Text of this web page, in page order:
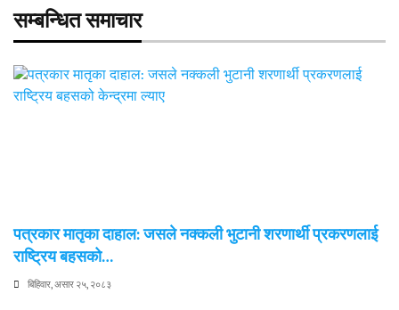
सम्बन्धित समाचार
पत्रकार मातृका दाहाल: जसले नक्कली भुटानी शरणार्थी प्रकरणलाई
राष्ट्रिय बहसको…
बिहिवार, असार २५, २०८३